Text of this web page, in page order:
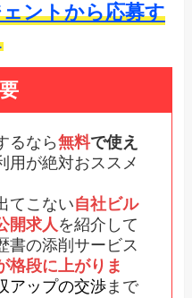
ントから応募す
るなら無料で使え
用が絶対おススメ
てこない自社ビル
開求人 を紹介して
書の添削サービス
格段に上がりま
アップの交渉まで